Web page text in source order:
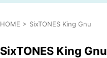
HOME > SixTONES King Gnu
SixTONES King Gnu